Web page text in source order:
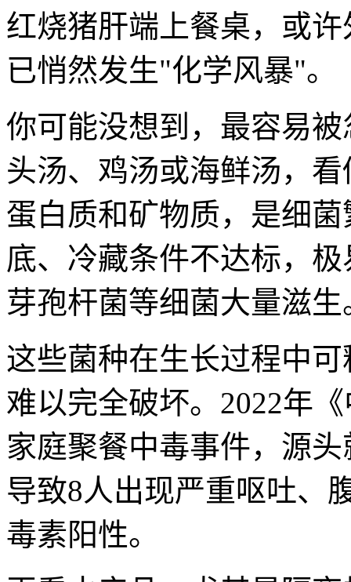
红烧猪肝端上餐桌，或
已悄然发生"化学风暴"。
你可能没想到，最容易
头汤、鸡汤或海鲜汤，
蛋白质和矿物质，是细
底、冷藏条件不达标，
芽孢杆菌等细菌大量滋生
这些菌种在生长过程中
难以完全破坏。2022年
家庭聚餐中毒事件，源
导致8人出现严重呕吐、
毒素阳性。